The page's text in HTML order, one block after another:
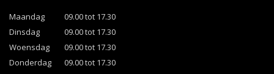
Maandag
09.00 tot 17.30
Dinsdag
09.00 tot 17.30
Woensdag
09.00 tot 17.30
Donderdag
09.00 tot 17.30